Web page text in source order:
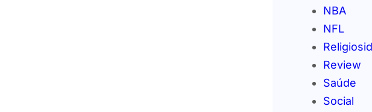
NBA
NFL
Review
Saúde
Social